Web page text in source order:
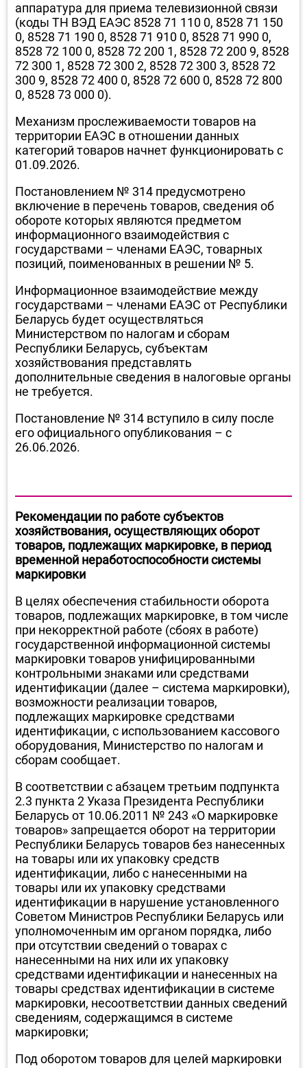
аппаратура для приема телевизионной связи
(коды ТН ВЭД ЕАЭС 8528 71 110 0, 8528 71 150
0, 8528 71 190 0, 8528 71 910 0, 8528 71 990 0,
8528 72 100 0, 8528 72 200 1, 8528 72 200 9, 8528
72 300 1, 8528 72 300 2, 8528 72 300 3, 8528 72
300 9, 8528 72 400 0, 8528 72 600 0, 8528 72 800
0, 8528 73 000 0).
Механизм прослеживаемости товаров на
территории ЕАЭС в отношении данных
категорий товаров начнет функционировать с
01.09.2026.
Постановлением № 314 предусмотрено
включение в перечень товаров, сведения об
обороте которых являются предметом
информационного взаимодействия с
государствами – членами ЕАЭС, товарных
позиций, поименованных в решении № 5.
Информационное взаимодействие между
государствами – членами ЕАЭС от Республики
Беларусь будет осуществляться
Министерством по налогам и сборам
Республики Беларусь, субъектам
хозяйствования представлять
дополнительные сведения в налоговые органы
не требуется.
Постановление № 314 вступило в силу после
его официального опубликования – с
26.06.2026.
Рекомендации по работе субъектов
хозяйствования, осуществляющих оборот
товаров, подлежащих маркировке, в период
временной неработоспособности системы
маркировки
В целях обеспечения стабильности оборота
товаров, подлежащих маркировке, в том числе
при некорректной работе (сбоях в работе)
государственной информационной системы
маркировки товаров унифицированными
контрольными знаками или средствами
идентификации (далее – система маркировки),
возможности реализации товаров,
подлежащих маркировке средствами
идентификации, с использованием кассового
оборудования, Министерство по налогам и
сборам сообщает.
В соответствии с абзацем третьим подпункта
2.3 пункта 2 Указа Президента Республики
Беларусь от 10.06.2011 № 243 «О маркировке
товаров» запрещается оборот на территории
Республики Беларусь товаров без нанесенных
на товары или их упаковку средств
идентификации, либо с нанесенными на
товары или их упаковку средствами
идентификации в нарушение установленного
Советом Министров Республики Беларусь или
уполномоченным им органом порядка, либо
при отсутствии сведений о товарах с
нанесенными на них или их упаковку
средствами идентификации и нанесенных на
товары средствах идентификации в системе
маркировки, несоответствии данных сведений
сведениям, содержащимся в системе
маркировки;
Под оборотом товаров для целей маркировки